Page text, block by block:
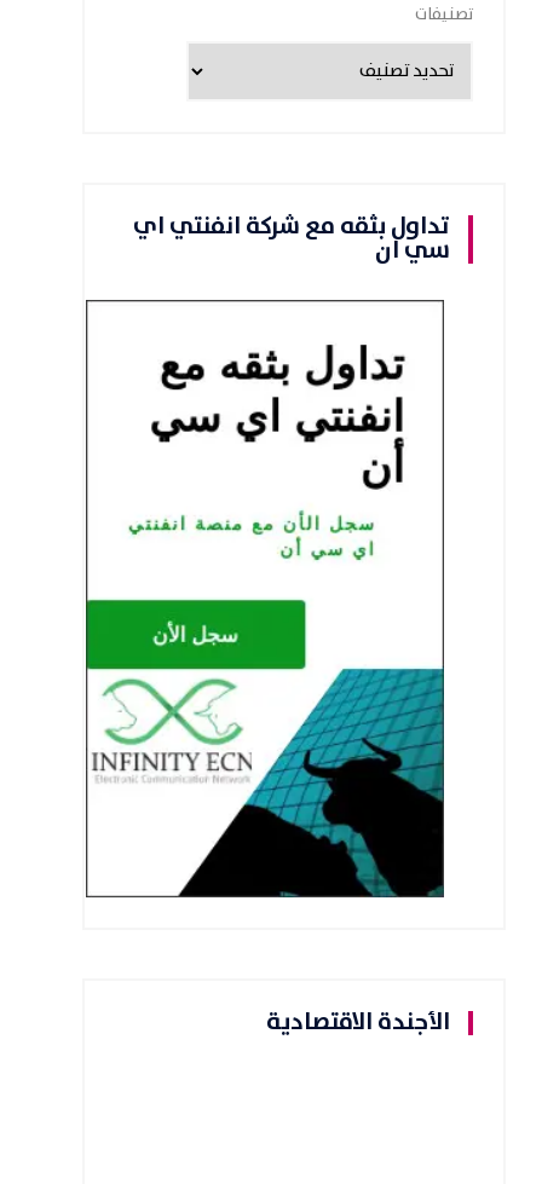
تصنيفات
تداول بثقه مع شركة انفنتي اي
سي ان
الأجندة الاقتصادية